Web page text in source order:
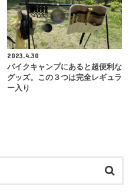
2023.4.30
バイクキャンプにあると超便利な
グッズ。この３つは完全レギュラ
ー入り